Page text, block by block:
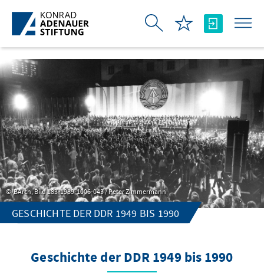
Skip to Main Content
BArch, Bild 183-1989-1006-043 / Peter Zimmermann
GESCHICHTE DER DDR 1949 BIS 1990
Geschichte der DDR 1949 bis 1990